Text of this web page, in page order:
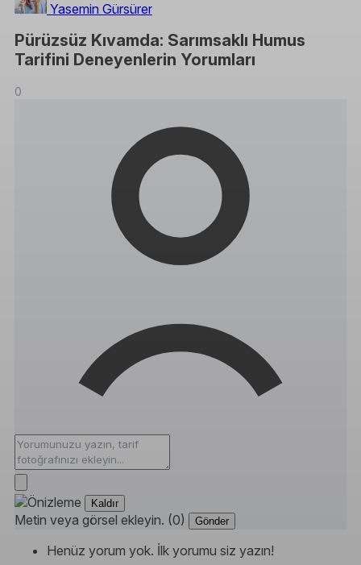
Yasemin Gürsürer
Pürüzsüz Kıvamda: Sarımsaklı Humus
Tarifini Deneyenlerin Yorumları
0
Kaldır
Metin veya görsel ekleyin. (0) Gönder
Henüz yorum yok. İlk yorumu siz yazın!